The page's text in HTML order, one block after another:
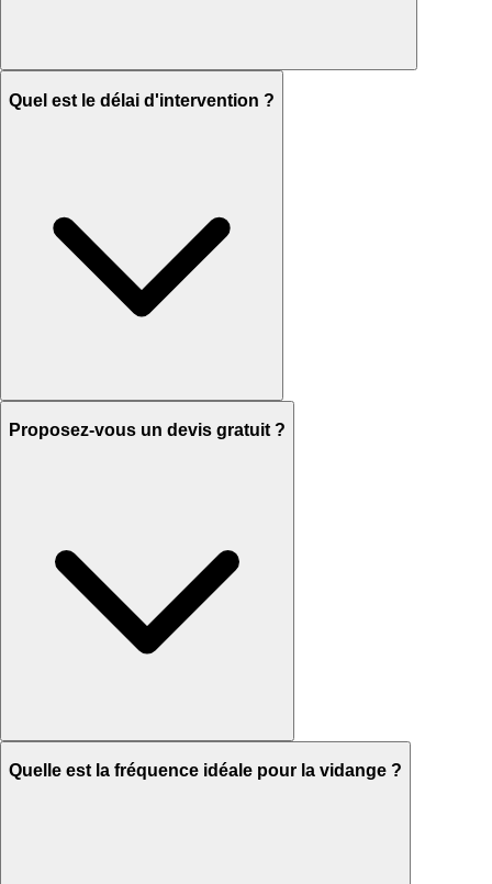
Quel est le délai d'intervention ?
Proposez-vous un devis gratuit ?
Quelle est la fréquence idéale pour la vidange ?